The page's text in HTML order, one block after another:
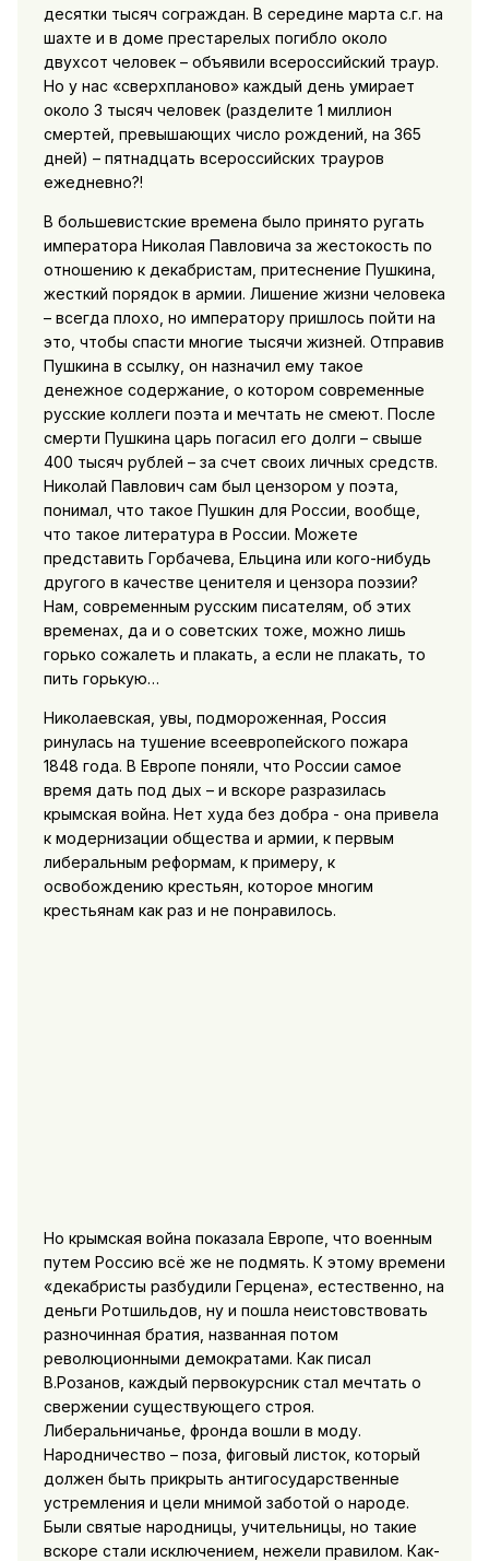
десятки тысяч сограждан. В середине марта с.г. на
шахте и в доме престарелых погибло около
двухсот человек – объявили всероссийский траур.
Но у нас «сверхпланово» каждый день умирает
около 3 тысяч человек (разделите 1 миллион
смертей, превышающих число рождений, на 365
дней) – пятнадцать всероссийских трауров
ежедневно?!
В большевистские времена было принято ругать
императора Николая Павловича за жестокость по
отношению к декабристам, притеснение Пушкина,
жесткий порядок в армии. Лишение жизни человека
– всегда плохо, но императору пришлось пойти на
это, чтобы спасти многие тысячи жизней. Отправив
Пушкина в ссылку, он назначил ему такое
денежное содержание, о котором современные
русские коллеги поэта и мечтать не смеют. После
смерти Пушкина царь погасил его долги – свыше
400 тысяч рублей – за счет своих личных средств.
Николай Павлович сам был цензором у поэта,
понимал, что такое Пушкин для России, вообще,
что такое литература в России. Можете
представить Горбачева, Ельцина или кого-нибудь
другого в качестве ценителя и цензора поэзии?
Нам, современным русским писателям, об этих
временах, да и о советских тоже, можно лишь
горько сожалеть и плакать, а если не плакать, то
пить горькую…
Николаевская, увы, подмороженная, Россия
ринулась на тушение всеевропейского пожара
1848 года. В Европе поняли, что России самое
время дать под дых – и вскоре разразилась
крымская война. Нет худа без добра - она привела
к модернизации общества и армии, к первым
либеральным реформам, к примеру, к
освобождению крестьян, которое многим
крестьянам как раз и не понравилось.
Но крымская война показала Европе, что военным
путем Россию всё же не подмять. К этому времени
«декабристы разбудили Герцена», естественно, на
деньги Ротшильдов, ну и пошла неистовствовать
разночинная братия, названная потом
революционными демократами. Как писал
В.Розанов, каждый первокурсник стал мечтать о
свержении существующего строя.
Либеральничанье, фронда вошли в моду.
Народничество – поза, фиговый листок, который
должен быть прикрыть антигосударственные
устремления и цели мнимой заботой о народе.
Были святые народницы, учительницы, но такие
вскоре стали исключением, нежели правилом. Как-